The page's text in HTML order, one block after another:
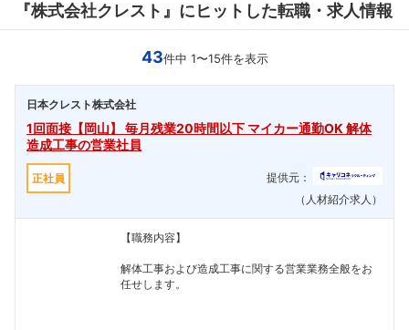
『株式会社クレスト』にヒットした転職・求人情報
43件中 1〜15件を表示
日本クレスト株式会社
1回面接【岡山】 毎月残業20時間以下 マイカー通勤OK 解体
造成工事の営業社員
正社員
提供元：
（人材紹介求人）
【職務内容】
解体工事および造成工事に関する営業業務全般をお
任せします。